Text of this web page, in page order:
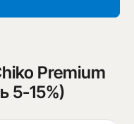
Premium
5-15%)